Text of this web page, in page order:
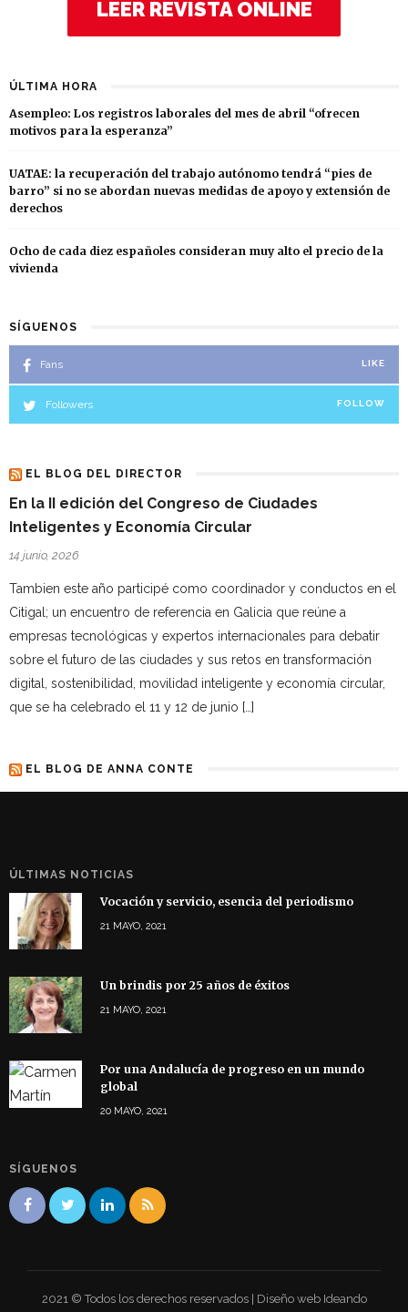
LEER REVISTA ONLINE
ÚLTIMA HORA
Asempleo: Los registros laborales del mes de abril “ofrecen
motivos para la esperanza”
UATAE: la recuperación del trabajo autónomo tendrá “pies de
barro” si no se abordan nuevas medidas de apoyo y extensión de
derechos
Ocho de cada diez españoles consideran muy alto el precio de la
vivienda
SÍGUENOS
Fans LIKE
Followers FOLLOW
EL BLOG DEL DIRECTOR
En la II edición del Congreso de Ciudades
Inteligentes y Economía Circular
14 junio, 2026
Tambien este año participé como coordinador y conductos en el
Citigal; un encuentro de referencia en Galicia que reúne a
empresas tecnológicas y expertos internacionales para debatir
sobre el futuro de las ciudades y sus retos en transformación
digital, sostenibilidad, movilidad inteligente y economía circular,
que se ha celebrado el 11 y 12 de junio […]
EL BLOG DE ANNA CONTE
ÚLTIMAS NOTICIAS
Vocación y servicio, esencia del periodismo
21 MAYO, 2021
Un brindis por 25 años de éxitos
21 MAYO, 2021
Por una Andalucía de progreso en un mundo
global
20 MAYO, 2021
SÍGUENOS
2021 © Todos los derechos reservados | Diseño web Ideando